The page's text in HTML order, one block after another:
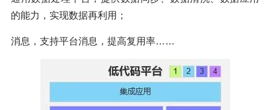
的能力，实现数据再利用；
消息，支持平台消息，提高复用率……